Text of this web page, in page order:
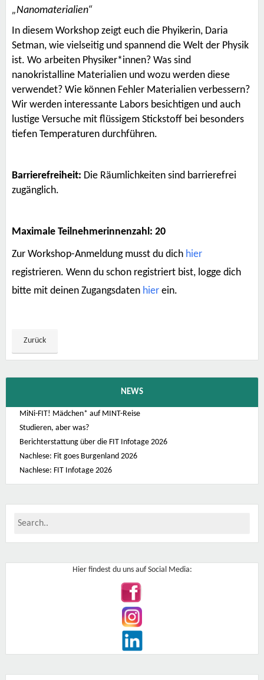
„Nanomaterialien“
In diesem Workshop zeigt euch die Phyikerin, Daria
Setman, wie vielseitig und spannend die Welt der Physik
ist. Wo arbeiten Physiker*innen? Was sind
nanokristalline Materialien und wozu werden diese
verwendet? Wie können Fehler Materialien verbessern?
Wir werden interessante Labors besichtigen und auch
lustige Versuche mit flüssigem Stickstoff bei besonders
tiefen Temperaturen durchführen.
Barrierefreiheit: Die Räumlichkeiten sind barrierefrei
zugänglich.
Maximale Teilnehmerinnenzahl: 20
Zur Workshop-Anmeldung musst du dich hier
registrieren. Wenn du schon registriert bist, logge dich
bitte mit deinen Zugangsdaten hier ein.
Zurück
NEWS
MiNi-FIT! Mädchen* auf MINT-Reise
Studieren, aber was?
Berichterstattung über die FIT Infotage 2026
Nachlese: Fit goes Burgenland 2026
Nachlese: FIT Infotage 2026
Hier findest du uns auf Social Media: